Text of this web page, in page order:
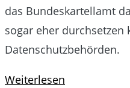
das Bundeskartellamt
sogar eher durchsetzen
Datenschutzbehörden.
Weiterlesen